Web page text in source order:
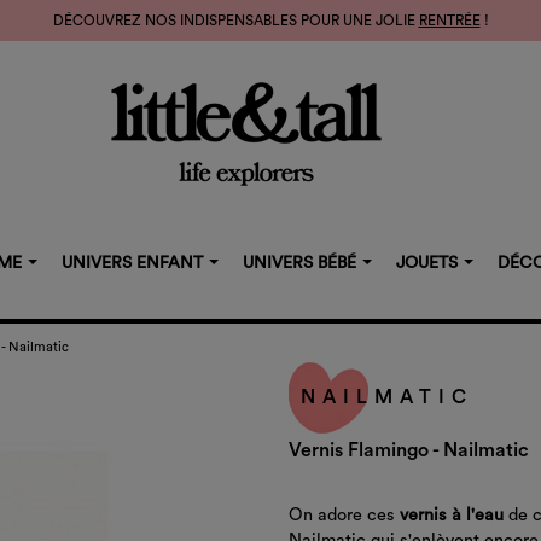
DÉCOUVREZ NOS INDISPENSABLES POUR UNE JOLIE RENTRÉE!
UNIVERS ENFANT UNIVERS BÉBÉ JOUETS
- Nailmatic
NAILMATIC
Vernis Flamingo - Nailmatic
On adore ces vernis à l'eau de